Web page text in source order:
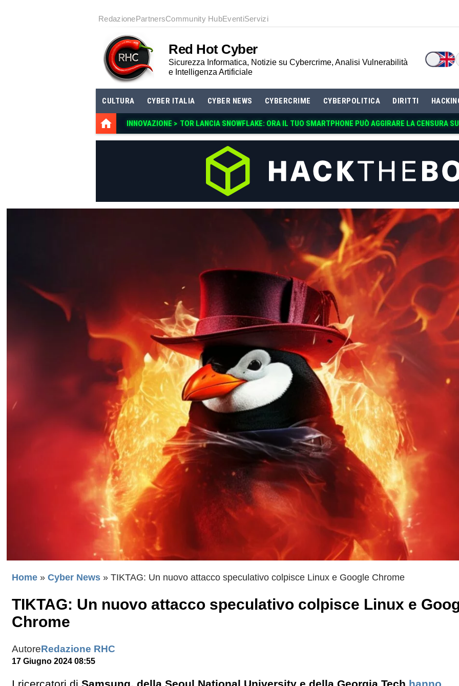
RedazionePartnersCommunity HubEventiServizi
Red Hot Cyber
Sicurezza Informatica, Notizie su Cybercrime, Analisi Vulnerabilità
e Intelligenza Artificiale
CULTURA CYBER ITALIA CYBER NEWS CYBERCRIME CYBERPOLITICA DIRITTI
INNOVAZIONE > TOR LANCIA SNOWFLAKE: ORA IL TUO SMARTPHONE PUÒ AGGIRARE LA
Home » Cyber News » TIKTAG: Un nuovo attacco speculativo colpisce Linux e Google Chrome
TIKTAG: Un nuovo attacco speculativo colpisce Linux e
Chrome
AutoreRedazione RHC
17 Giugno 2024 08:55